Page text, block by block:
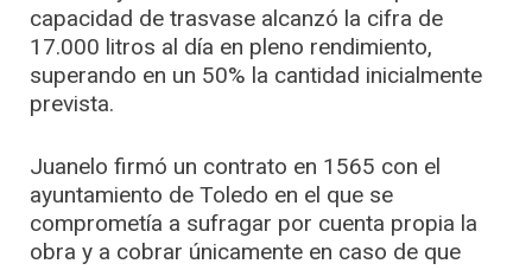
capacidad de trasvase alcanzó la cifra de
17.000 litros al día en pleno rendimiento,
superando en un 50% la cantidad inicialmente
prevista.
Juanelo firmó un contrato en 1565 con el
ayuntamiento de Toledo en el que se
comprometía a sufragar por cuenta propia la
obra y a cobrar únicamente en caso de que